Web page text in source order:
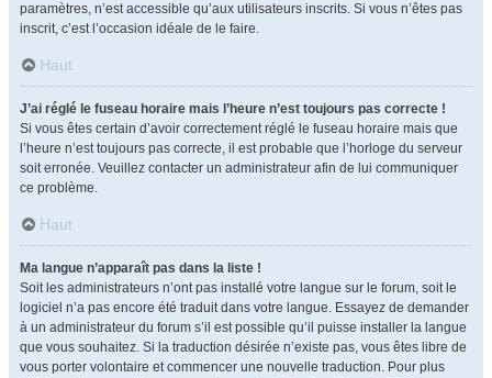
paramètres, n’est accessible qu’aux utilisateurs inscrits. Si vous n’êtes pas
inscrit, c’est l’occasion idéale de le faire.
Haut
J’ai réglé le fuseau horaire mais l’heure n’est toujours pas correcte !
Si vous êtes certain d’avoir correctement réglé le fuseau horaire mais que
l’heure n’est toujours pas correcte, il est probable que l’horloge du serveur
soit erronée. Veuillez contacter un administrateur afin de lui communiquer
ce problème.
Haut
Ma langue n’apparaît pas dans la liste !
Soit les administrateurs n’ont pas installé votre langue sur le forum, soit le
logiciel n’a pas encore été traduit dans votre langue. Essayez de demander
à un administrateur du forum s’il est possible qu’il puisse installer la langue
que vous souhaitez. Si la traduction désirée n’existe pas, vous êtes libre de
vous porter volontaire et commencer une nouvelle traduction. Pour plus